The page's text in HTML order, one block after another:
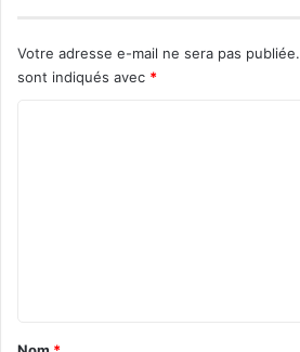
Votre adresse e-mail ne sera pas publiée.
sont indiqués avec *
a